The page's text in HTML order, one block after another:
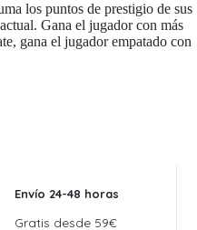
los puntos de prestigio de sus
Gana el jugador con más
gana el jugador empatado con
Envío 24-48 horas
Gratis desde 59€